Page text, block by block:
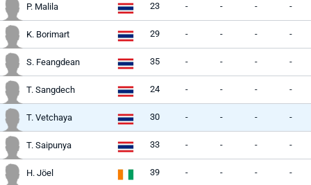
P. Malila 23 - - - -
K. Borimart 29 - - - -
S. Feangdean 35 - - - -
T. Sangdech 24 - - - -
T. Vetchaya 30 - - - -
T. Saipunya 33 - - - -
H. Jöel 39 - - - -